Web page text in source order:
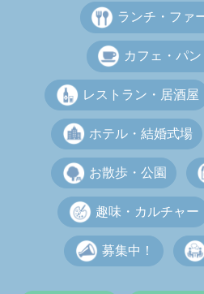
ランチ・ファ
カフェ・パ
レストラン・居酒屋
ホテル・結婚式場
お散歩・公園
趣味・カルチャー
募集中！